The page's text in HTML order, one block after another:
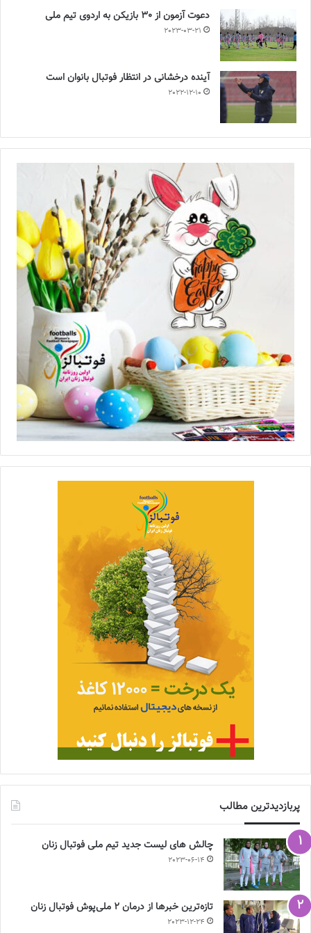
دعوت آزمون از 30 بازیکن به اردوی تیم ملی
2023-03-21
آینده درخشانی در انتظار فوتبال بانوان است
2022-12-10
پربازدیدترین مطالب
چالش هاى ليست جدید تيم ملى فوتبال زنان
2023-06-14
تازه‌ترین خبرها از درمان ۲ ملی‌پوش فوتبال زنان
2023-12-24